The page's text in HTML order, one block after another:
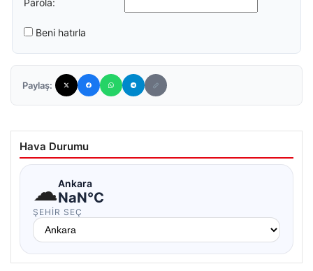
Beni hatırla
Paylaş:
Hava Durumu
☁Ankara
NaN°C
ŞEHIR SEÇ